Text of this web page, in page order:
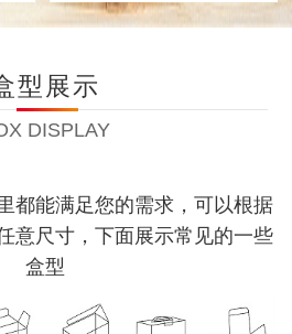
型展示
DISPLAY
都能满足您的需求，可以根据
意尺寸，下面展示常见的一些
盒型